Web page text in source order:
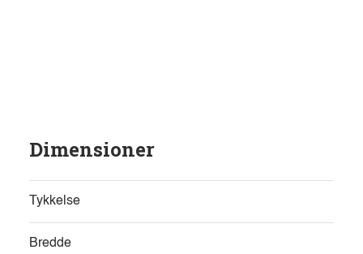
Dimensioner
Tykkelse
Bredde